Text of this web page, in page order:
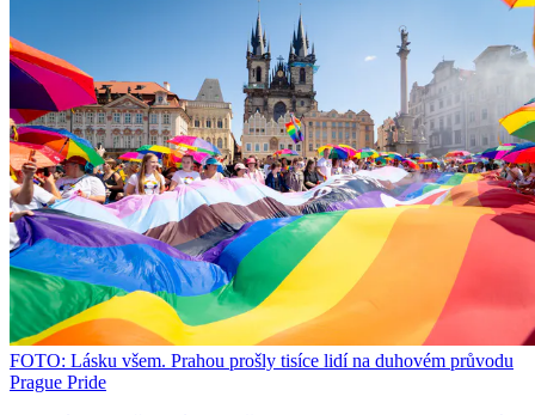
FOTO: Lásku všem. Prahou prošly tisíce lidí na duhovém průvodu
Prague Pride